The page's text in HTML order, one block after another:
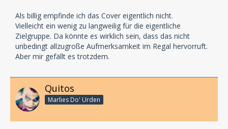
Als billig empfinde ich das Cover eigentlich nicht.
Vielleicht ein wenig zu langweilig für die eigentliche
Zielgruppe. Da könnte es wirklich sein, dass das nicht
unbedingt allzugroße Aufmerksamkeit im Regal hervorruft.
Aber mir gefällt es trotzdem.
Quitos
Marlies Do' Urden